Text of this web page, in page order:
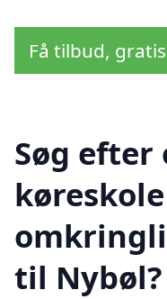
Få tilbud,
Søg
til Nybøl?